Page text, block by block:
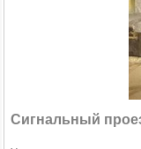
Сигнальный